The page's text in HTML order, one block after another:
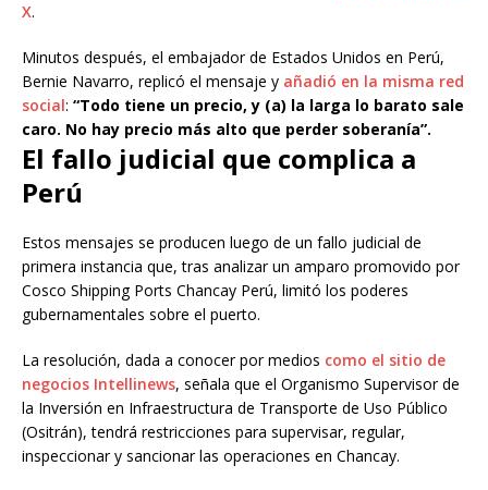
X.
Minutos después, el embajador de Estados Unidos en Perú,
Bernie Navarro, replicó el mensaje y añadió en la misma red
social: “Todo tiene un precio, y (a) la larga lo barato sale
caro. No hay precio más alto que perder soberanía”.
El fallo judicial que complica a
Perú
Estos mensajes se producen luego de un fallo judicial de
primera instancia que, tras analizar un amparo promovido por
Cosco Shipping Ports Chancay Perú, limitó los poderes
gubernamentales sobre el puerto.
La resolución, dada a conocer por medios como el sitio de
negocios Intellinews, señala que el Organismo Supervisor de
la Inversión en Infraestructura de Transporte de Uso Público
(Ositrán), tendrá restricciones para supervisar, regular,
inspeccionar y sancionar las operaciones en Chancay.